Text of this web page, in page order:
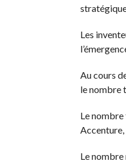
Les
Au cours
le nombre
Le
Accenture,
Le